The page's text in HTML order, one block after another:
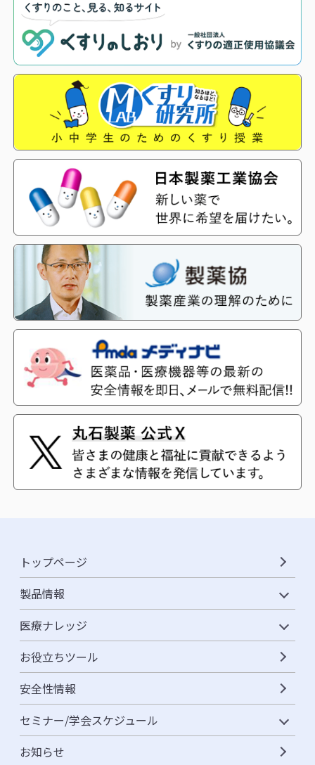
トップページ
製品情報
医療ナレッジ
お役立ちツール
安全性情報
セミナー/学会スケジュール
お知らせ